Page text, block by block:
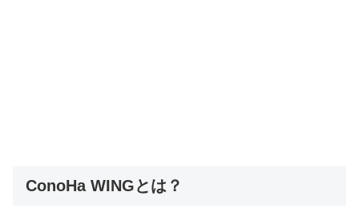
ConoHa WINGとは？